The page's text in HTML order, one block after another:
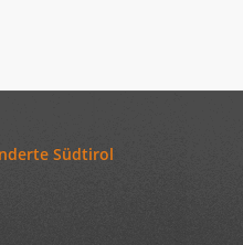
Südtirol